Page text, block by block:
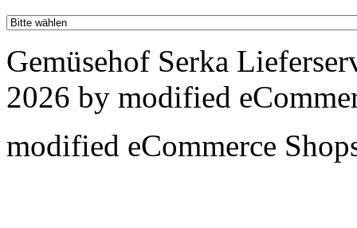
Gemüsehof Serka
2026 by modified
modified eCommerce